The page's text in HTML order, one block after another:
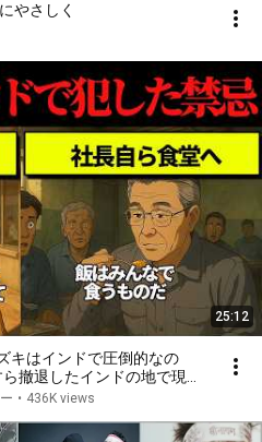
やさしく
25:12
キはインドで圧倒的なの
撤退したインドの地で現地
！
• 436K views